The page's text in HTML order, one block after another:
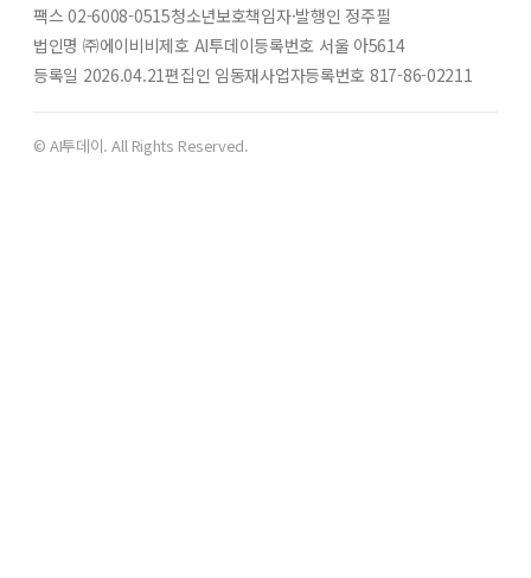
팩스 02-6008-0515청소년보호책임자·발행인 정주필
법인명 ㈜에이비비제호 AI투데이등록번호 서울 아5614
등록일 2026.04.21편집인 임동재사업자등록번호 817-86-02211
© AI투데이. All Rights Reserved.